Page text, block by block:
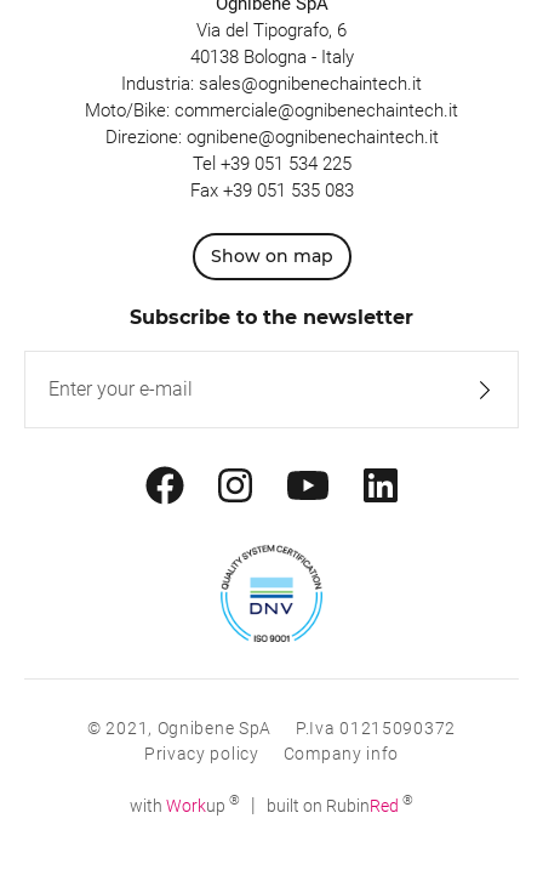
Via del Tipografo, 6
40138 Bologna - Italy
Industria: sales@ognibenechaintech.it
Moto/Bike: commerciale@ognibenechaintech.it
Direzione: ognibene@ognibenechaintech.it
Tel +39 051 534 225
Fax +39 051 535 083
Show on map
Subscribe to the newsletter
© 2021, Ognibene SpA
P.Iva 01215090372
Privacy policy
Company info
with Workup ® | built on RubinRed ®